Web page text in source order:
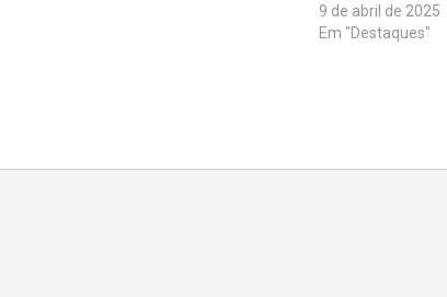
9 de abril de 2025
Em "Destaques"